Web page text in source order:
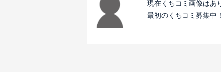
現在くちコミ画像はあ
最初のくちコミ募集中！